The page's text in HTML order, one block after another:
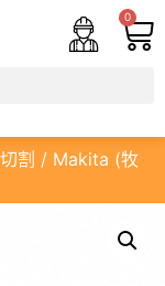
0
割 / Makita (牧